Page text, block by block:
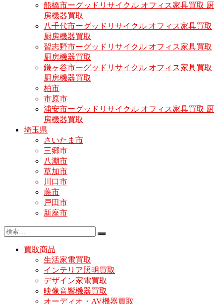
船橋市ーグッドリサイクル オフィス家具買取 厨
房機器買取
八千代市ーグッドリサイクル オフィス家具買取
厨房機器買取
習志野市ーグッドリサイクル オフィス家具買取
厨房機器買取
鎌ヶ谷市ーグッドリサイクル オフィス家具買取
厨房機器買取
柏市
市原市
浦安市ーグッドリサイクル オフィス家具買取 厨
房機器買取
埼玉県
さいたま市
三郷市
八潮市
草加市
川口市
蕨市
戸田市
新座市
買取商品
生活家電買取
インテリア照明買取
デザイン家電買取
映像音響機器買取
オーディオ・AV機器買取